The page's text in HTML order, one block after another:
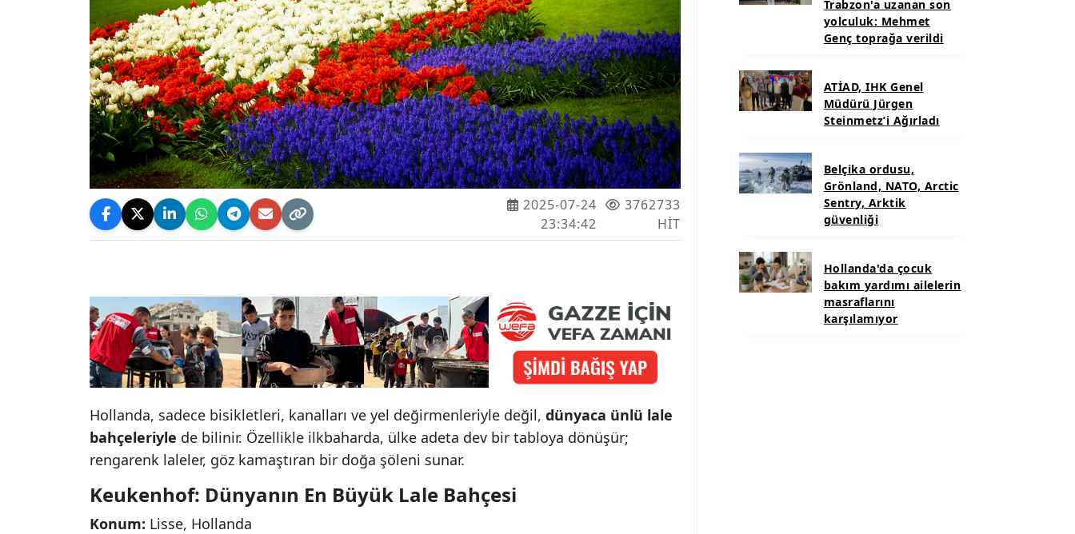
2025-07-24
23:34:42
3762733
HIT
Hollanda, sadece bisikletleri, kanalları ve yel değirmenleriyle değil, dünyaca ünlü lale
bahçeleriyle de bilinir. Özellikle ilkbaharda, ülke adeta dev bir tabloya dönüşür;
rengarenk laleler, göz kamaştıran bir doğa şöleni sunar.
Keukenhof: Dünyanın En Büyük Lale Bahçesi
Konum: Lisse, Hollanda
Trabzon'a uzanan son
yolculuk: Mehmet
Genç toprağa verildi
ATİAD, IHK Genel
Müdürü Jürgen
Steinmetz’i Ağırladı
Belçika ordusu,
Grönland, NATO, Arctic
Sentry, Arktik
güvenliği
Hollanda'da çocuk
bakım yardımı ailelerin
masraflarını
karşılamıyor